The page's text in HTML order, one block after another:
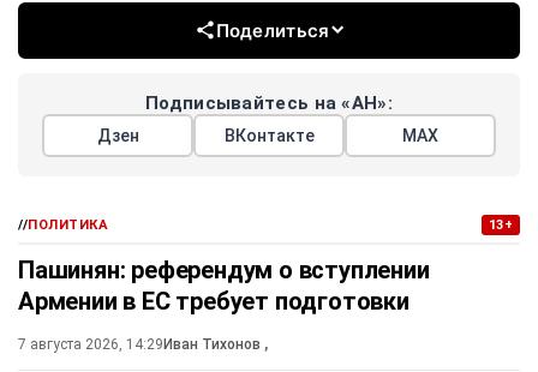
Поделиться
Подписывайтесь на «АН»:
Дзен ВКонтакте МАХ
//ПОЛИТИКА 13+
Пашинян: референдум о вступлении
Армении в ЕС требует подготовки
7 августа 2026, 14:29Иван Тихонов ,